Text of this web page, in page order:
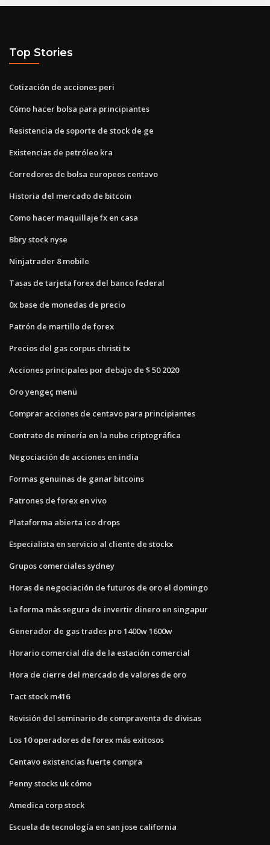
Top Stories
Cotización de acciones peri
Cómo hacer bolsa para principiantes
Resistencia de soporte de stock de ge
Existencias de petróleo kra
Corredores de bolsa europeos centavo
Historia del mercado de bitcoin
Como hacer maquillaje fx en casa
Bbry stock nyse
Ninjatrader 8 mobile
Tasas de tarjeta forex del banco federal
0x base de monedas de precio
Patrón de martillo de forex
Precios del gas corpus christi tx
Acciones principales por debajo de $ 50 2020
Oro yengeç menü
Comprar acciones de centavo para principiantes
Contrato de minería en la nube criptográfica
Negociación de acciones en india
Formas genuinas de ganar bitcoins
Patrones de forex en vivo
Plataforma abierta ico drops
Especialista en servicio al cliente de stockx
Grupos comerciales sydney
Horas de negociación de futuros de oro el domingo
La forma más segura de invertir dinero en singapur
Generador de gas trades pro 1400w 1600w
Horario comercial día de la estación comercial
Hora de cierre del mercado de valores de oro
Tact stock m416
Revisión del seminario de compraventa de divisas
Los 10 operadores de forex más exitosos
Centavo existencias fuerte compra
Penny stocks uk cómo
Amedica corp stock
Escuela de tecnología en san jose california